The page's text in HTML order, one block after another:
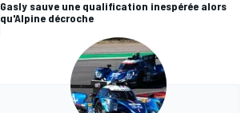
Gasly sauve une qualification inespérée alors
qu'Alpine décroche